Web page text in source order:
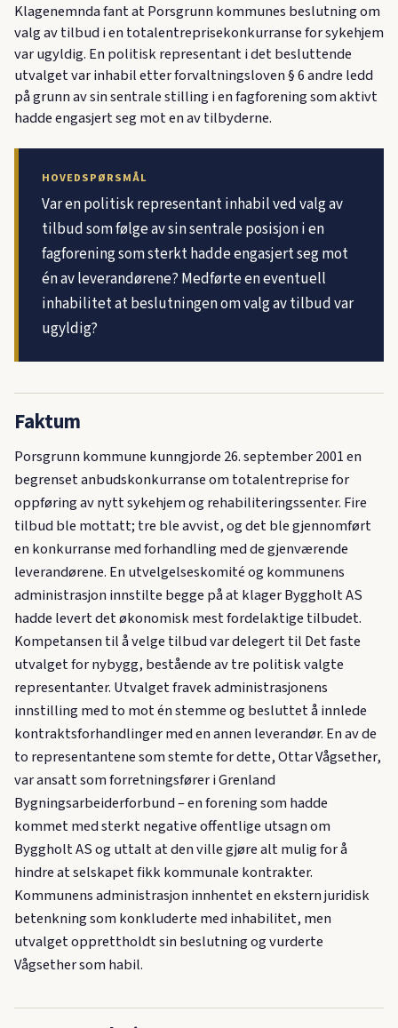
Klagenemnda fant at Porsgrunn kommunes beslutning om
valg av tilbud i en totalentreprisekonkurranse for sykehjem
var ugyldig. En politisk representant i det besluttende
utvalget var inhabil etter forvaltningsloven § 6 andre ledd
på grunn av sin sentrale stilling i en fagforening som aktivt
hadde engasjert seg mot en av tilbyderne.
HOVEDSPØRSMÅL
Var en politisk representant inhabil ved valg av
tilbud som følge av sin sentrale posisjon i en
fagforening som sterkt hadde engasjert seg mot
én av leverandørene? Medførte en eventuell
inhabilitet at beslutningen om valg av tilbud var
ugyldig?
Faktum
Porsgrunn kommune kunngjorde 26. september 2001 en
begrenset anbudskonkurranse om totalentreprise for
oppføring av nytt sykehjem og rehabiliteringssenter. Fire
tilbud ble mottatt; tre ble avvist, og det ble gjennomført
en konkurranse med forhandling med de gjenværende
leverandørene. En utvelgelseskomité og kommunens
administrasjon innstilte begge på at klager Byggholt AS
hadde levert det økonomisk mest fordelaktige tilbudet.
Kompetansen til å velge tilbud var delegert til Det faste
utvalget for nybygg, bestående av tre politisk valgte
representanter. Utvalget fravek administrasjonens
innstilling med to mot én stemme og besluttet å innlede
kontraktsforhandlinger med en annen leverandør. En av de
to representantene som stemte for dette, Ottar Vågsether,
var ansatt som forretningsfører i Grenland
Bygningsarbeiderforbund – en forening som hadde
kommet med sterkt negative offentlige utsagn om
Byggholt AS og uttalt at den ville gjøre alt mulig for å
hindre at selskapet fikk kommunale kontrakter.
Kommunens administrasjon innhentet en ekstern juridisk
betenkning som konkluderte med inhabilitet, men
utvalget opprettholdt sin beslutning og vurderte
Vågsether som habil.